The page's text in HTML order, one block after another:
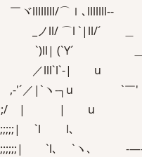
⌒ｌ､lllllll--
ll/ ⌒l `|ll/
＿ ､_ | や
| u （ U
|`ヽ-┐u `￣' ﾉ
-‐/;;;;;;/
;;;;;;;| `l l
;;;;;;;;;;;| `l､ `ヽ､ -